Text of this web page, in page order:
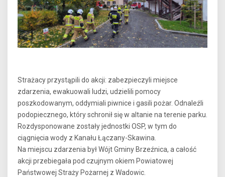
Strażacy przystąpili do akcji: zabezpieczyli miejsce
zdarzenia, ewakuowali ludzi, udzielili pomocy
poszkodowanym, oddymiali piwnice i gasili pożar. Odnaleźli
podopiecznego, który schronił się w altanie na terenie parku.
Rozdysponowane zostały jednostki OSP, w tym do
ciągnięcia wody z Kanału Łączany-Skawina.
Na miejscu zdarzenia był Wójt Gminy Brzeźnica, a całość
akcji przebiegała pod czujnym okiem Powiatowej
Państwowej Straży Pożarnej z Wadowic.